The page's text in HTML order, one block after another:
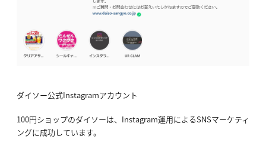
ダイソー公式Instagramアカウント
100円ショップのダイソーは、Instagram運用によるSNSマーケティ
ングに成功しています。